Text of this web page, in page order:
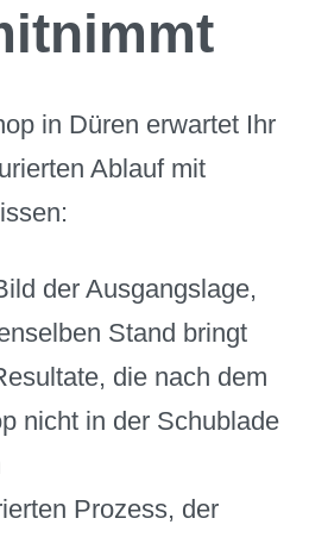
in Düren erwartet Ihr
Ablauf mit
der Ausgangslage,
Stand bringt
die nach dem
nicht in der Schublade
Prozess, der